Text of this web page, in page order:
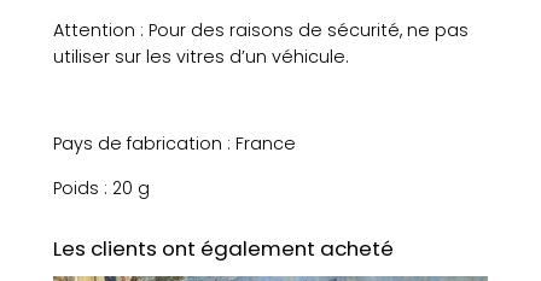
p
p
l
c
"
Attention : Pour des raisons de sécurité, ne pas
utiliser sur les vitres d’un véhicule.
Pays de fabrication : France
Poids : 20 g
Les clients ont également acheté